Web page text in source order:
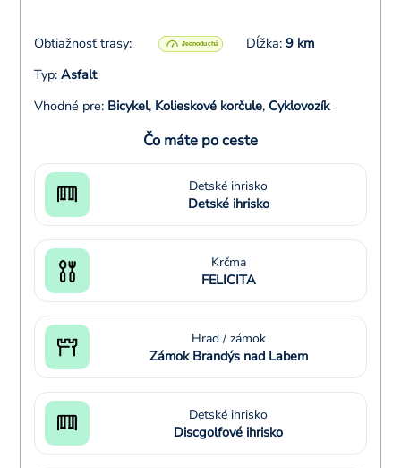
Obtiažnosť trasy: Dĺžka: 9 km
Typ: Asfalt
Vhodné pre: Bicykel, Kolieskové korčule, Cyklovozík
Čo máte po ceste
Detské ihrisko
Detské ihrisko
Krčma
FELICITA
Hrad / zámok
Zámok Brandýs nad Labem
Detské ihrisko
Discgolfové ihrisko